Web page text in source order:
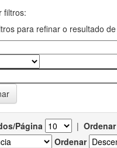
filtros:
para refinar o resultado
Página |
Ordenar